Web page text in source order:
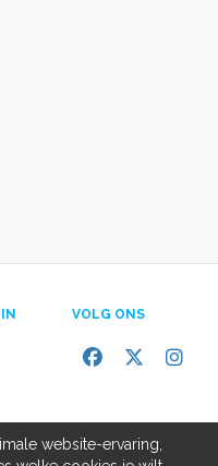
VOLG ONS
website-ervaring,